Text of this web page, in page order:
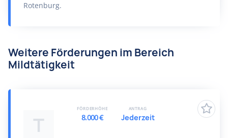
Rotenburg.
Weitere Förderungen im Bereich
Mildtätigkeit
T
FÖRDERHÖHE
8.000 €
ANTRAG
Jederzeit